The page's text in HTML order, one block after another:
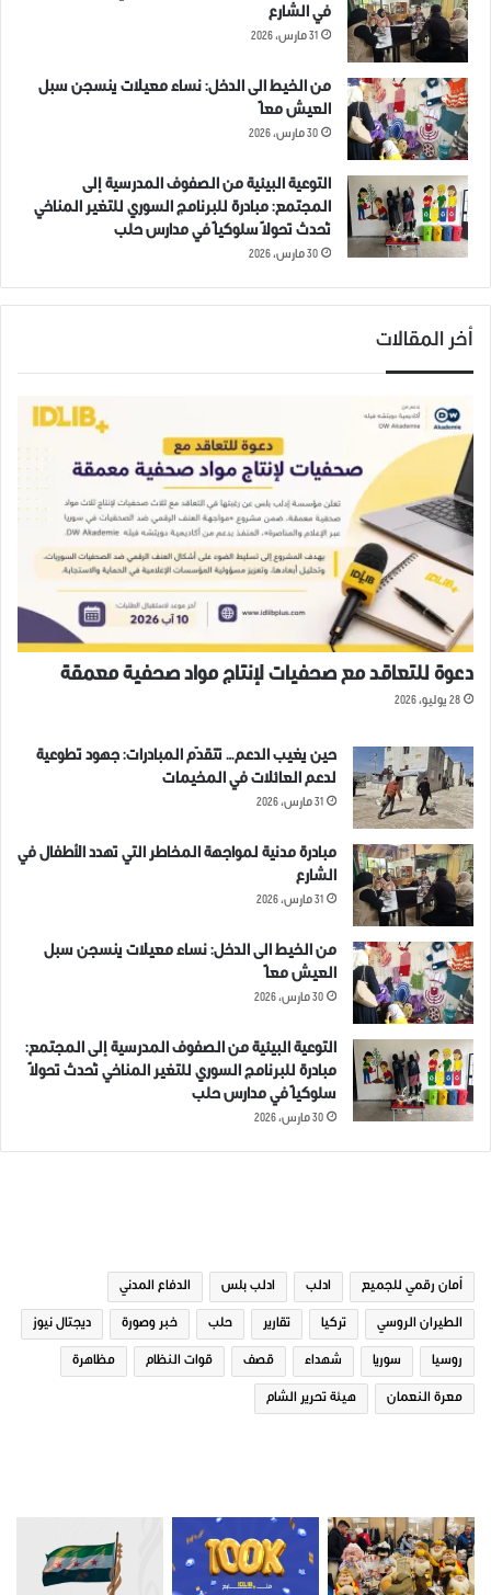
في الشارع
31 مارس، 2026
من الخيط الى الدخل: نساء معيلات ينسجن سبل
العيش معاً
30 مارس، 2026
التوعية البيئية من الصفوف المدرسية إلى
المجتمع: مبادرة للبرنامج السوري للتغير المناخي
تُحدث تحولاً سلوكياً في مدارس حلب
30 مارس، 2026
أخر المقالات
دعوة للتعاقد مع صحفيات لإنتاج مواد صحفية معمقة
28 يوليو، 2026
حين يغيب الدعم… تتقدّم المبادرات: جهود تطوعية
لدعم العائلات في المخيمات
31 مارس، 2026
مبادرة مدنية لمواجهة المخاطر التي تهدد الأطفال في
الشارع
31 مارس، 2026
من الخيط الى الدخل: نساء معيلات ينسجن سبل
العيش معاً
30 مارس، 2026
التوعية البيئية من الصفوف المدرسية إلى المجتمع:
مبادرة للبرنامج السوري للتغير المناخي تُحدث تحولاً
سلوكياً في مدارس حلب
30 مارس، 2026
أمان رقمي للجميع ادلب ادلب بلس الدفاع المدني
الطيران الروسي تركيا تقارير حلب خبر وصورة ديجتال نيوز
روسيا سوريا شهداء قصف قوات النظام مظاهرة
معرة النعمان هيئة تحرير الشام